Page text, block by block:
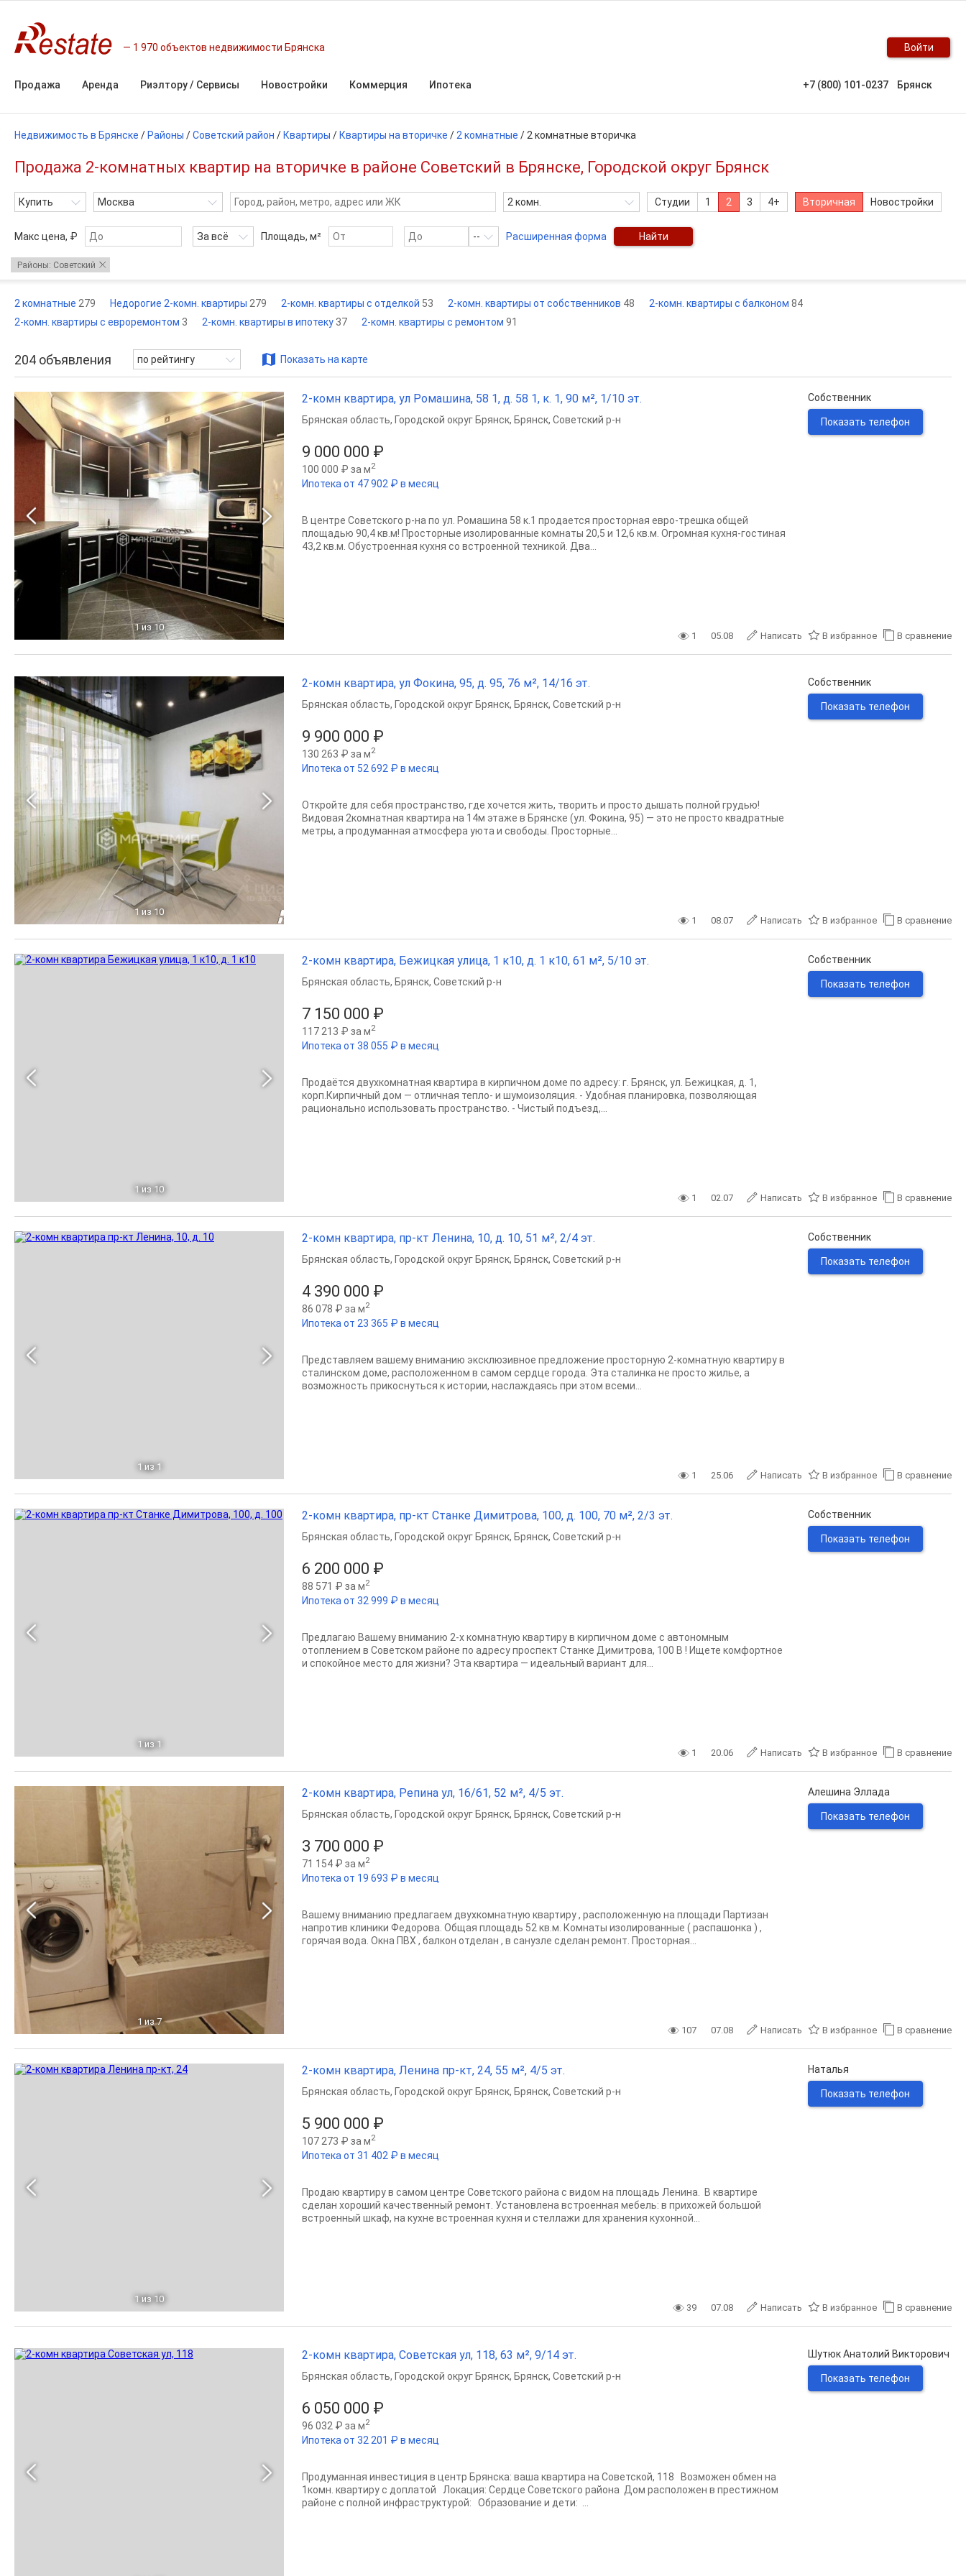
1 970 объектов недвижимости Брянска Войти
Продажа Аренда Риэлтору / Сервисы Новостройки Коммерция Ипотека +7 (800) 101-0237 Брянск
Недвижимость в Брянске / Районы /Советский район / Квартиры / Квартиры на вторичке / 2 комнатные / 2 комнатные вторичка
Продажа 2-комнатных квартир на вторичке в районе Советский в Брянске, Городской округ Брянск
Купить Москва 2 комн. Студии 1 2 3 4+ Вторичная Новостройки
Макс цена, ₽ За всё Площадь, м² -- Расширенная форма Найти
Районы: Советский
2 комнатные 279 Недорогие 2-комн. квартиры 279 2-комн. квартиры с отделкой 53 2-комн. квартиры от собственников 48 2-комн. квартиры с балконом 84
2-комн. квартиры с евроремонтом 3 2-комн. квартиры в ипотеку 37 2-комн. квартиры с ремонтом 91
204 объявления по рейтингу Показать на карте
1 из 10
2-комн квартира, ул Ромашина, 58 1, д. 58 1, к. 1, 90 м², 1/10 эт.
9 000 000 ₽
100 000 ₽ за м2
Ипотека от 47 902 ₽ в месяц
Брянская область, Городской округ Брянск, Брянск, Советский р-н
В центре Советского р-на по ул. Ромашина 58 к.1 продается просторная евро-трешка общей
площадью 90,4 кв.м! Просторные изолированные комнаты 20,5 и 12,6 кв.м. Огромная кухня-гостиная
43,2 кв.м. Обустроенная кухня со встроенной техникой. Два...
Собственник
Показать телефон
1 05.08 Написать В избранное В сравнение
1 из 10
2-комн квартира, ул Фокина, 95, д. 95, 76 м², 14/16 эт.
9 900 000 ₽
130 263 ₽ за м2
Ипотека от 52 692 ₽ в месяц
Брянская область, Городской округ Брянск, Брянск, Советский р-н
Откройте для себя пространство, где хочется жить, творить и просто дышать полной грудью!
Видовая 2комнатная квартира на 14м этаже в Брянске (ул. Фокина, 95) — это не просто квадратные
метры, а продуманная атмосфера уюта и свободы. Просторные...
Собственник
Показать телефон
1 08.07 Написать В избранное В сравнение
1 из 10
2-комн квартира, Бежицкая улица, 1 к10, д. 1 к10, 61 м², 5/10 эт.
7 150 000 ₽
117 213 ₽ за м2
Ипотека от 38 055 ₽ в месяц
Брянская область, Брянск, Советский р-н
Продаётся двухкомнатная квартира в кирпичном доме по адресу: г. Брянск, ул. Бежицкая, д. 1,
корп.Кирпичный дом — отличная тепло- и шумоизоляция. - Удобная планировка, позволяющая
рационально использовать пространство. - Чистый подъезд,...
Собственник
Показать телефон
1 02.07 Написать В избранное В сравнение
1 из 1
2-комн квартира, пр-кт Ленина, 10, д. 10, 51 м², 2/4 эт.
4 390 000 ₽
86 078 ₽ за м2
Ипотека от 23 365 ₽ в месяц
Брянская область, Городской округ Брянск, Брянск, Советский р-н
Представляем вашему вниманию эксклюзивное предложение просторную 2-комнатную квартиру в
сталинском доме, расположенном в самом сердце города. Эта сталинка не просто жилье, а
возможность прикоснуться к истории, наслаждаясь при этом всеми...
Собственник
Показать телефон
1 25.06 Написать В избранное В сравнение
1 из 1
2-комн квартира, пр-кт Станке Димитрова, 100, д. 100, 70 м², 2/3 эт.
6 200 000 ₽
88 571 ₽ за м2
Ипотека от 32 999 ₽ в месяц
Брянская область, Городской округ Брянск, Брянск, Советский р-н
Предлагаю Вашему вниманию 2-х комнатную кваpтиpу в кирпичном доме с автономным
отоплением в Советском районе по адресу проспект Станке Димитрова, 100 В ! Ищете комфортное
и спокойное место для жизни? Эта квартира — идеальный вариант для...
Собственник
Показать телефон
1 20.06 Написать В избранное В сравнение
1 из 7
2-комн квартира, Репина ул, 16/61, 52 м², 4/5 эт.
3 700 000 ₽
71 154 ₽ за м2
Ипотека от 19 693 ₽ в месяц
Брянская область, Городской округ Брянск, Брянск, Советский р-н
Вашему вниманию предлагаем двухкомнатную квартиру , расположенную на площади Партизан
напротив клиники Федорова. Общая площадь 52 кв.м. Комнаты изолированные ( распашонка ) ,
горячая вода. Окна ПВХ , балкон отделан , в санузле сделан ремонт. Просторная...
Алешина Эллада
Показать телефон
107 07.08 Написать В избранное В сравнение
1 из 10
2-комн квартира, Ленина пр-кт, 24, 55 м², 4/5 эт.
5 900 000 ₽
107 273 ₽ за м2
Ипотека от 31 402 ₽ в месяц
Брянская область, Городской округ Брянск, Брянск, Советский р-н
Продаю квартиру в самом центре Советского района с видом на площадь Ленина. В квартире
сделан хороший качественный ремонт. Установлена встроенная мебель: в прихожей большой
встроенный шкаф, на кухне встроенная кухня и стеллажи для хранения кухонной...
Наталья
Показать телефон
39 07.08 Написать В избранное В сравнение
2-комн квартира, Советская ул, 118, 63 м², 9/14 эт.
6 050 000 ₽
96 032 ₽ за м2
Ипотека от 32 201 ₽ в месяц
Брянская область, Городской округ Брянск, Брянск, Советский р-н
Продуманная инвестиция в центр Брянска: ваша квартира на Советской, 118 Возможен обмен на
1комн. квартиру с доплатой Локация: Сердце Советского района Дом расположен в престижном
районе с полной инфраструктурой: Образование и дети: ...
Шутюк Анатолий Викторович
Показать телефон